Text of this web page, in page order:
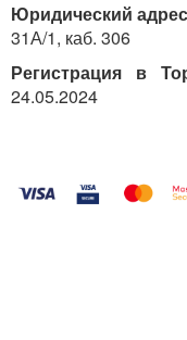
Юридический адрес
31А/1, каб. 306
Регистрация в
24.05.2024